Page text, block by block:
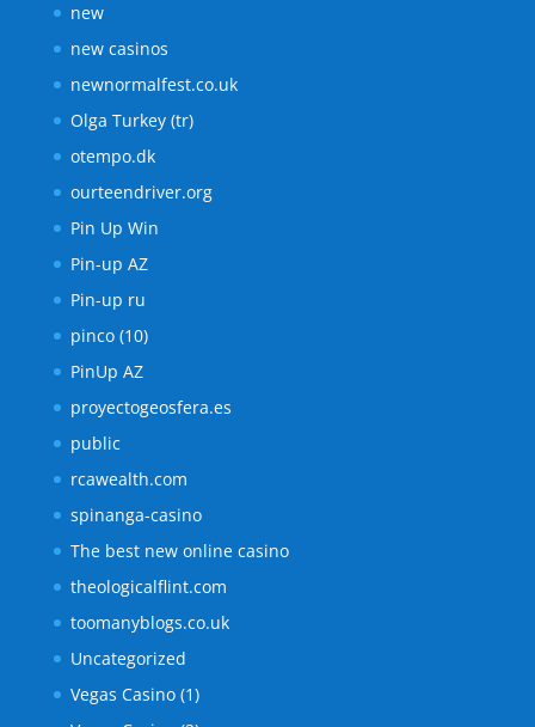
new
new casinos
newnormalfest.co.uk
Olga Turkey (tr)
otempo.dk
ourteendriver.org
Pin Up Win
Pin-up AZ
Pin-up ru
pinco (10)
PinUp AZ
proyectogeosfera.es
public
rcawealth.com
spinanga-casino
The best new online casino
theologicalflint.com
toomanyblogs.co.uk
Uncategorized
Vegas Casino (1)